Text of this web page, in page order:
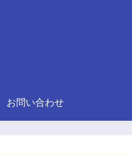
お問い合わせ